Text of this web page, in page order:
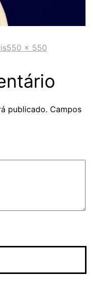
550 × 550
publicado. Campos